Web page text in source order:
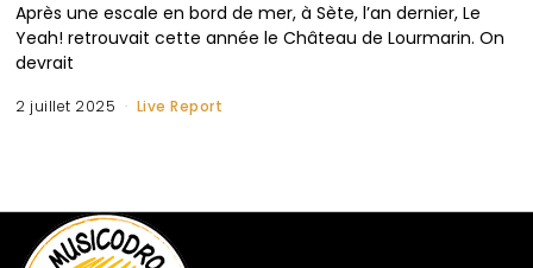
Après une escale en bord de mer, à Sète, l’an dernier, Le
Yeah! retrouvait cette année le Château de Lourmarin. On
devrait
2 juillet 2025 Live Report